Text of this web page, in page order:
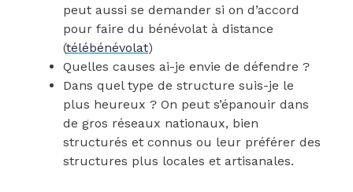
peut aussi se demander si on d’accord
pour faire du bénévolat à distance
(télébénévolat)
Quelles causes ai-je envie de défendre ?
Dans quel type de structure suis-je le
plus heureux ? On peut s’épanouir dans
de gros réseaux nationaux, bien
structurés et connus ou leur préférer des
structures plus locales et artisanales.